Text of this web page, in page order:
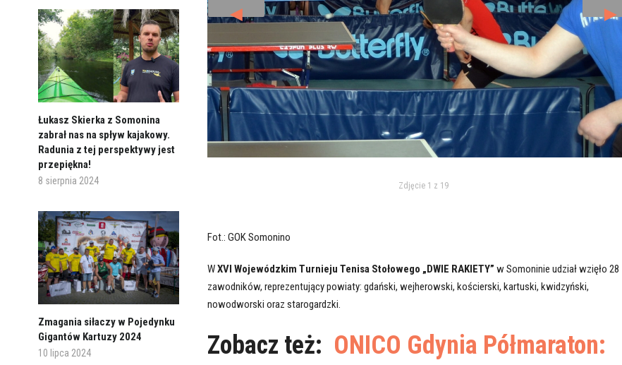
Łukasz Skierka z Somonina
zabrał nas na spływ kajakowy.
Radunia z tej perspektywy jest
przepiękna!
8 sierpnia 2024
Zmagania siłaczy w Pojedynku
Gigantów Kartuzy 2024
10 lipca 2024
◄ ►
Zdjęcie 1 z 19
Fot.: GOK Somonino
WXVI Wojewódzkim Turnieju Tenisa Stołowego „DWIE RAKIETY” w Somoninie udział wzięło 28
zawodników, reprezentujący powiaty: gdański, wejherowski, kościerski, kartuski, kwidzyński,
nowodworski oraz starogardzki.
Zobacz też: ONICO Gdynia Półmaraton: